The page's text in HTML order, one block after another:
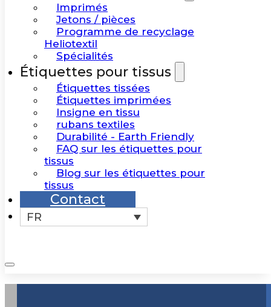
Imprimés
Jetons / pièces
Programme de recyclage
Heliotextil
Spécialités
Étiquettes pour tissus
Étiquettes tissées
Étiquettes imprimées
Insigne en tissu
rubans textiles
Durabilité - Earth Friendly
FAQ sur les étiquettes pour
tissus
Blog sur les étiquettes pour
tissus
Contact
FR